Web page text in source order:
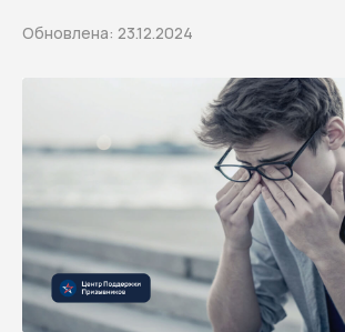
Обновлена: 23.12.2024